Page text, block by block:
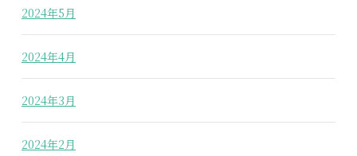
2024年5月
2024年4月
2024年3月
2024年2月